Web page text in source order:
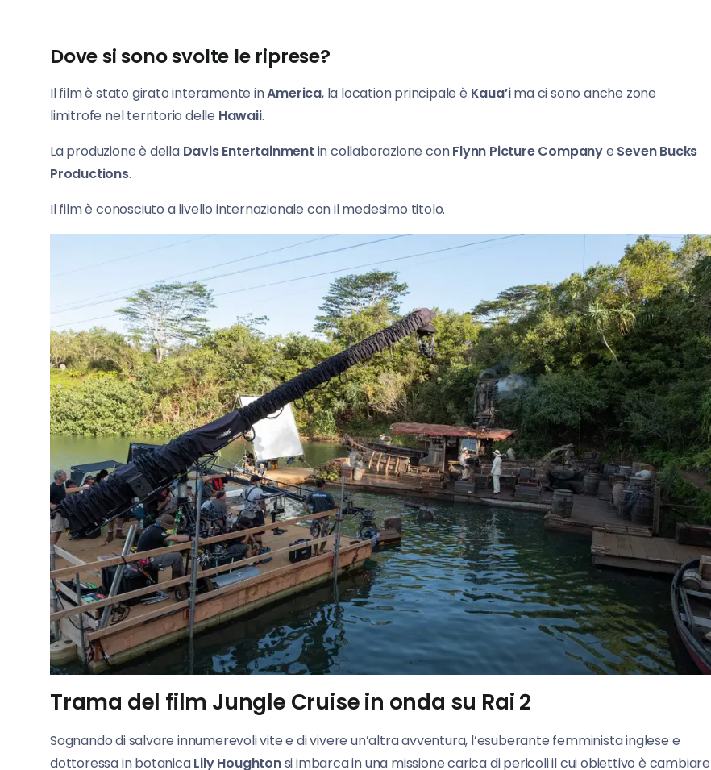
Dove si sono svolte le riprese?
Il film è stato girato interamente inAmerica, la location principale è Kaua’ima ci sono anche zone
limitrofe nel territorio delle Hawaii.
La produzione è della Davis Entertainment in collaborazione conFlynn Picture Companye Seven Bucks
Productions.
Il film è conosciuto a livello internazionale con il medesimo titolo.
Trama del film Jungle Cruise in onda su Rai 2
Sognando di salvare innumerevoli vite e di vivere un’altra avventura, l’esuberante femminista inglese e
dottoressa in botanicaLily Houghtonsi imbarca in una missione carica di pericoli il cui obiettivo è cambiare